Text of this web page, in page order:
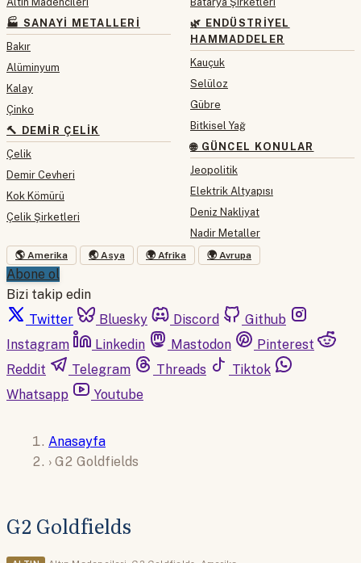
🏭 SANAYI METALLERI
Bakır
Alüminyum
Kalay
Çinko
🔨 DEMIR ÇELIK
Çelik
Demir Cevheri
Kok Kömürü
Çelik Şirketleri
🌿 ENDÜSTRIYEL
HAMMADDELER
Kauçuk
Selüloz
Gübre
Bitkisel Yağ
🌐 GÜNCEL KONULAR
Jeopolitik
Elektrik Altyapısı
Deniz Nakliyat
Nadir Metaller
🌎 Amerika 🌏 Asya 🌍 Afrika 🌍 Avrupa
Abone ol
Bizi takip edin
Twitter
Bluesky Discord
Github
Instagram
Linkedin Mastodon
Pinterest
Reddit
Telegram Threads
Tiktok
Whatsapp
Youtube
Anasayfa
› G2 Goldfields
G2 Goldfields